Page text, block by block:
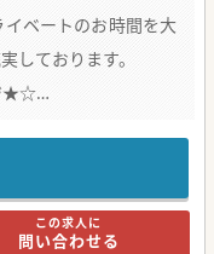
ベートのお時間を大
しております。
★☆
ハリをつけてご勤務
の貢献を実感できま
で、お気軽にお問い
この求人に
問い合わせる